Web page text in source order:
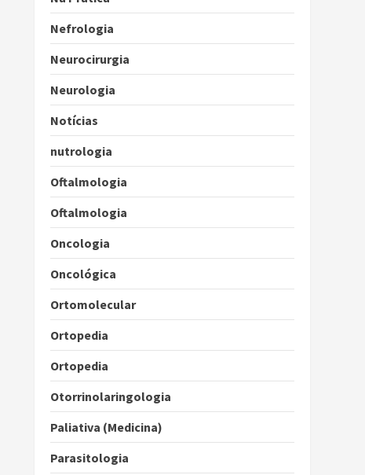
Nefrologia
Neurocirurgia
Neurologia
Notícias
nutrologia
Oftalmologia
Oftalmologia
Oncologia
Oncológica
Ortomolecular
Ortopedia
Ortopedia
Otorrinolaringologia
Paliativa (Medicina)
Parasitologia